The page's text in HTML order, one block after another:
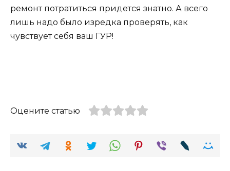
ремонт потратиться придется знатно. А всего
лишь надо было изредка проверять, как
чувствует себя ваш ГУР!
Оцените статью